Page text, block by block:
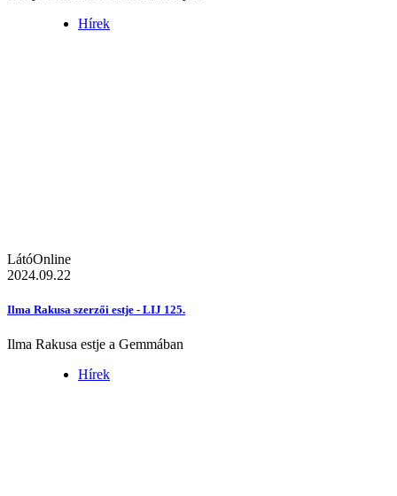
Hírek
LátóOnline
2024.09.22
Ilma Rakusa szerzői estje - LIJ 125.
Ilma Rakusa estje a Gemmában
Hírek